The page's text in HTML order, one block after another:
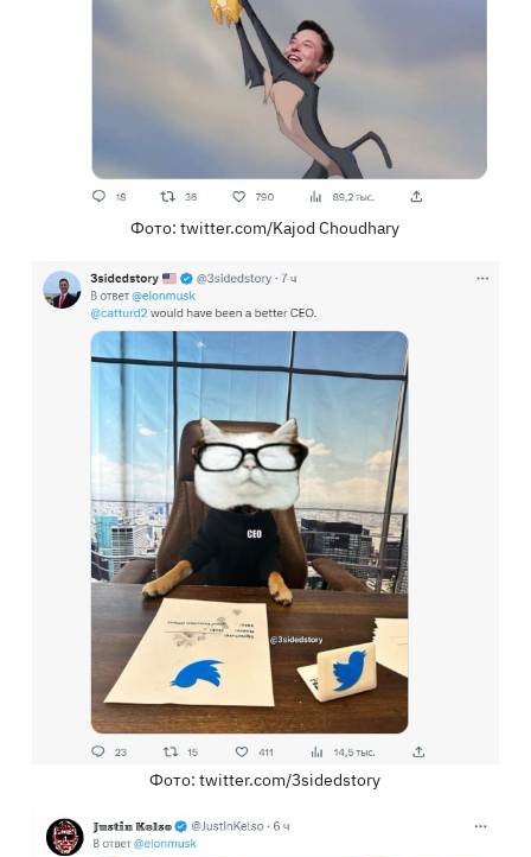
Фото: twitter.com/Kajod Choudhary
Фото: twitter.com/3sidedstory